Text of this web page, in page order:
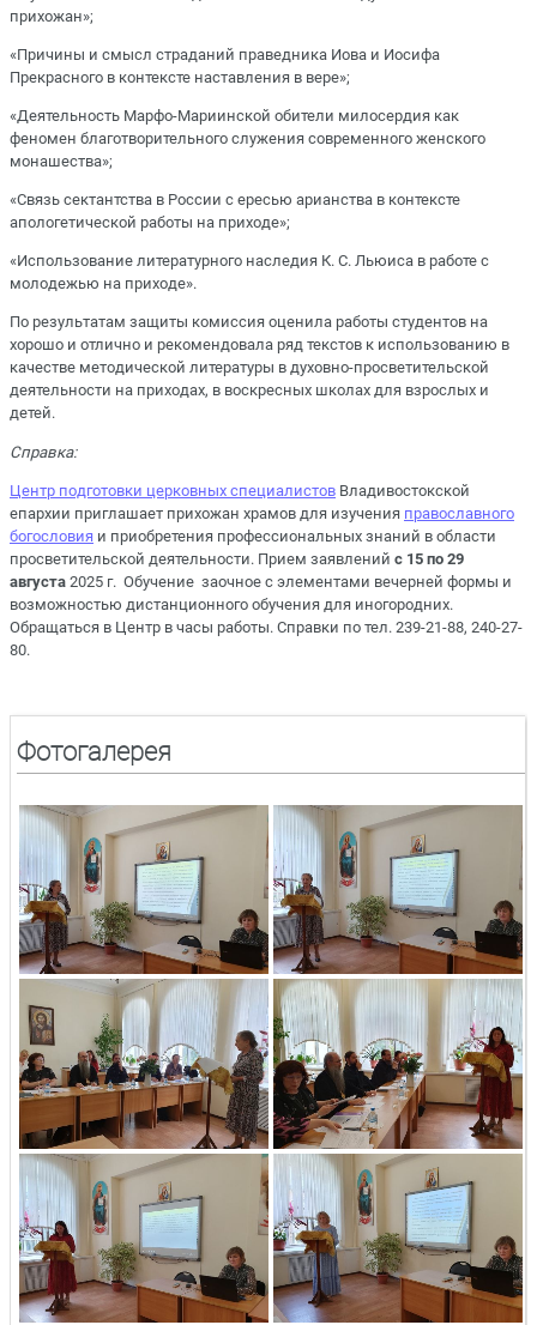
прихожан»;
«Причины и смысл страданий праведника Иова и Иосифа
Прекрасного в контексте наставления в вере»;
«Деятельность Марфо-Мариинской обители милосердия как
феномен благотворительного служения современного женского
монашества»;
«Связь сектантства в России с ересью арианства в контексте
апологетической работы на приходе»;
«Использование литературного наследия К. С. Льюиса в работе с
молодежью на приходе».
По результатам защиты комиссия оценила работы студентов на
хорошо и отлично и рекомендовала ряд текстов к использованию в
качестве методической литературы в духовно-просветительской
деятельности на приходах, в воскресных школах для взрослых и
детей.
Справка:
Центр подготовки церковных специалистов Владивостокской
епархии приглашает прихожан храмов для изучения православного
богословия и приобретения профессиональных знаний в области
просветительской деятельности. Прием заявлений с 15 по 29
августа 2025 г. Обучение заочное с элементами вечерней формы и
возможностью дистанционного обучения для иногородних.
Обращаться в Центр в часы работы. Справки по тел. 239-21-88, 240-27-
80.
Фотогалерея